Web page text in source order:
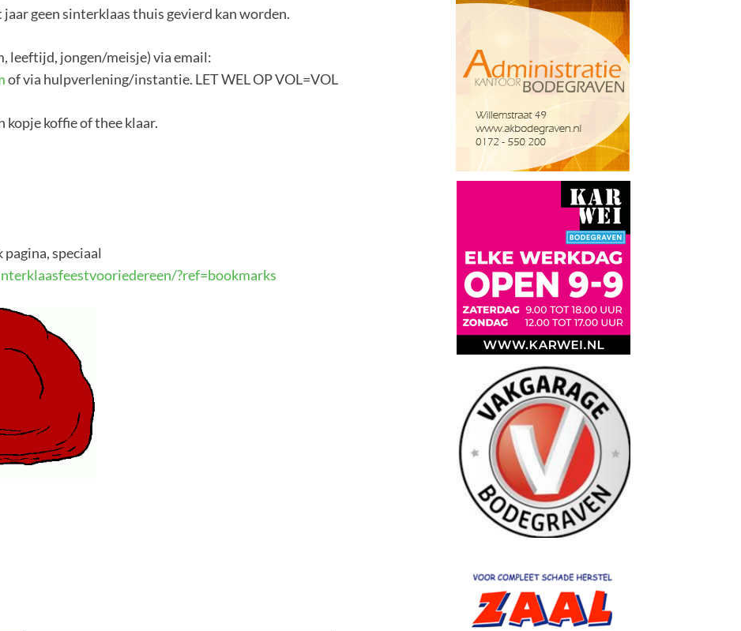
geen sinterklaas thuis gevierd kan worden.
leeftijd, jongen/meisje) via email:
of via hulpverlening/instantie. LET WEL OP VOL=VOL
kopje koffie of thee klaar.
speciaal
?ref=bookmarks